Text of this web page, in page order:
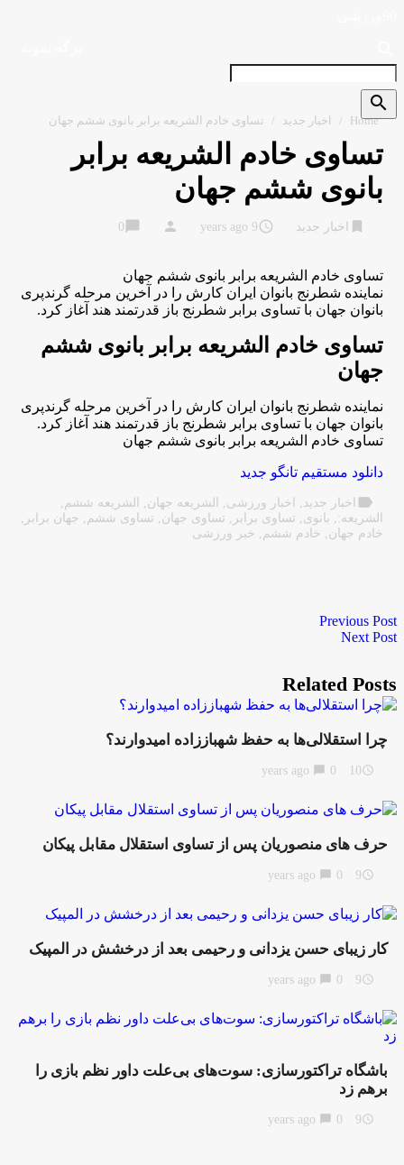
Home اخبار جدید تساوی خادم الشریعه برابر بانوی ششم جهان
تساوی خادم الشریعه برابر
بانوی ششم جهان
اخبار جدید access_time
9 years ago
person
chat_bubble
تساوی خادم الشریعه برابر بانوی ششم جهان
نماینده شطرنج بانوان ایران کارش را در آخرین مرحله گرندپری
بانوان جهان با تساوی برابر شطرنج باز قدرتمند هند آغاز کرد.
تساوی خادم الشریعه برابر بانوی ششم
جهان
نماینده شطرنج بانوان ایران کارش را در آخرین مرحله گرندپری
بانوان جهان با تساوی برابر شطرنج باز قدرتمند هند آغاز کرد.
تساوی خادم الشریعه برابر بانوی ششم جهان
دانلود مستقیم تانگو جدید
label اخبار جدید, اخبار ورزشی, الشریعه جهان , الشریعه ششم,
الشریعه:, بانوی, تساوی برابر, تساوی جهان , تساوی ششم, جهان برابر,
خادم جهان , خادم ششم, خبر ورزشی
Previous Post
Next Post
Related Posts
چرا استقلالی‌ها به حفظ شهباززاده امیدوارند؟
access_time
10 years ago
chat_bubble
حرف های منصوریان پس از تساوی استقلال مقابل پیکان
access_time
9 years ago
chat_bubble
کار زیبای حسن یزدانی و رحیمی بعد از درخشش در المپیک
access_time
9 years ago
chat_bubble
باشگاه تراکتورسازی: سوت‌های بی‌علت داور نظم بازی را
برهم زد
access_time
9 years ago
chat_bubble
search